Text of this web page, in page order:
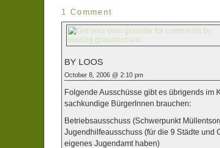
1 Comment
BY LOOS
October 8, 2006 @ 2:10 pm
Folgende Ausschüsse gibt es übrigends im
sachkundige BürgerInnen brauchen:
Betriebsausschuss (Schwerpunkt
Jugendhilfeausschuss (für die 9 Städte und
eigenes Jugendamt haben)